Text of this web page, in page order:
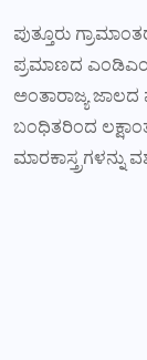
ಪುತ್ತೂರು
ಪ್ರಮಾಣದ
ಅಂತಾರಾಜ್ಯ
ಬಂಧಿತರಿಂದ
ಮಾರಕಾಸ್ತ್ರಗಳನ್ನು